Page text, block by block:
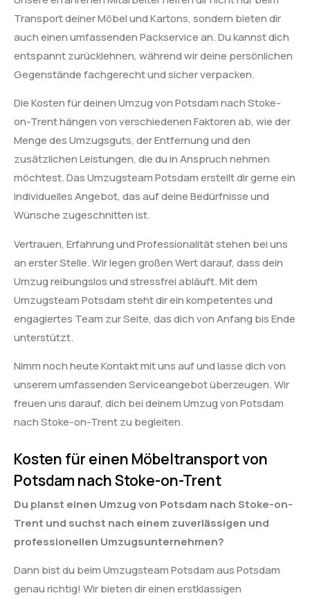
Transport deiner Möbel und Kartons, sondern bieten dir
auch einen umfassenden Packservice an. Du kannst dich
entspannt zurücklehnen, während wir deine persönlichen
Gegenstände fachgerecht und sicher verpacken.
Die Kosten für deinen Umzug von Potsdam nach Stoke-
on-Trent hängen von verschiedenen Faktoren ab, wie der
Menge des Umzugsguts, der Entfernung und den
zusätzlichen Leistungen, die du in Anspruch nehmen
möchtest. Das Umzugsteam Potsdam erstellt dir gerne ein
individuelles Angebot, das auf deine Bedürfnisse und
Wünsche zugeschnitten ist.
Vertrauen, Erfahrung und Professionalität stehen bei uns
an erster Stelle. Wir legen großen Wert darauf, dass dein
Umzug reibungslos und stressfrei abläuft. Mit dem
Umzugsteam Potsdam steht dir ein kompetentes und
engagiertes Team zur Seite, das dich von Anfang bis Ende
unterstützt.
Nimm noch heute Kontakt mit uns auf und lasse dich von
unserem umfassenden Serviceangebot überzeugen. Wir
freuen uns darauf, dich bei deinem Umzug von Potsdam
nach Stoke-on-Trent zu begleiten.
Kosten für einen Möbeltransport von
Potsdam nach Stoke-on-Trent
Du planst einen Umzug von Potsdam nach Stoke-on-
Trent und suchst nach einem zuverlässigen und
professionellen Umzugsunternehmen?
Dann bist du beim Umzugsteam Potsdam aus Potsdam
genau richtig! Wir bieten dir einen erstklassigen